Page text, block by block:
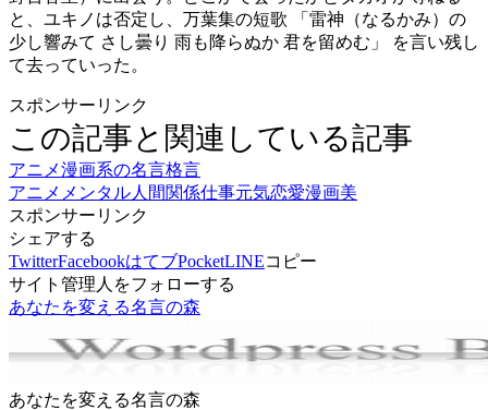
と、ユキノは否定し、万葉集の短歌 「雷神（なるかみ）の
少し響みて さし曇り 雨も降らぬか 君を留めむ」 を言い残し
て去っていった。
スポンサーリンク
この記事と関連している記事
アニメ漫画系の名言格言
アニメ メンタル人間関係仕事元気恋愛漫画美
スポンサーリンク
シェアする
TwitterFacebookはてブPocketLINEコピー
サイト管理人をフォローする
あなたを変える名言の森
あなたを変える名言の森